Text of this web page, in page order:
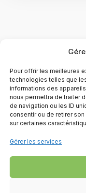
Pour offrir les meilleures
technologies telles que
informations des
nous permettra de traiter
de navigation ou les ID
consentir ou de retirer
sur certaines
Gérer les services